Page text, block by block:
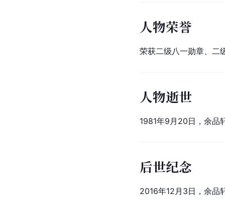
人物荣誉
荣获二级八一勋章、二
人物逝世
1981年9月20日，余品
后世纪念
2016年12月3日，余品